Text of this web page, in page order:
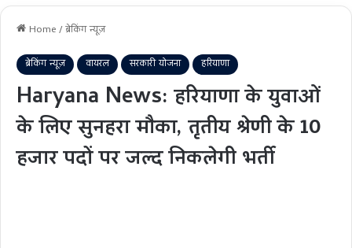
Home/ब्रेकिंग न्यूज़
ब्रेकिंग न्यूज़ वायरल सरकारी योजना हरियाणा
Haryana News: हरियाणा के युवाओं
के लिए सुनहरा मौका, तृतीय श्रेणी के 10
हजार पदों पर जल्द निकलेगी भर्ती